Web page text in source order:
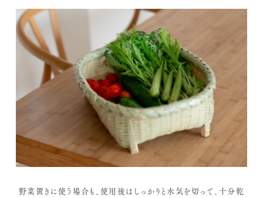
野菜置きに使う場合も、使用後はしっかりと水気を切って、十分乾